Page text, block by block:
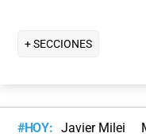
+ SECCIONES
#HOY: Javier Milei